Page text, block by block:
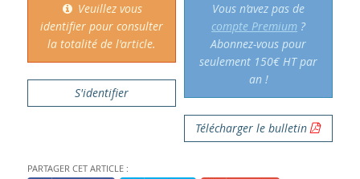
Veuillez vous
identifier pour consulter
la totalité de l'article.
S'identifier
Vous n’avez pas de
compte Premium ?
Abonnez-vous pour
seulement 150€ HT par
an !
Télécharger le bulletin
PARTAGER CET ARTICLE :